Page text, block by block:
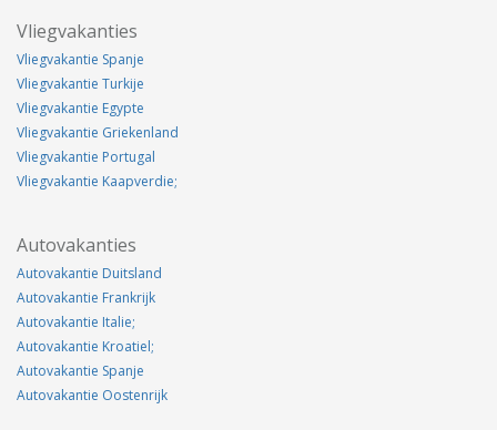
Vliegvakanties
Vliegvakantie Spanje
Vliegvakantie Turkije
Vliegvakantie Egypte
Vliegvakantie Griekenland
Vliegvakantie Portugal
Vliegvakantie Kaapverdie;
Autovakanties
Autovakantie Duitsland
Autovakantie Frankrijk
Autovakantie Italie;
Autovakantie Kroatiel;
Autovakantie Spanje
Autovakantie Oostenrijk